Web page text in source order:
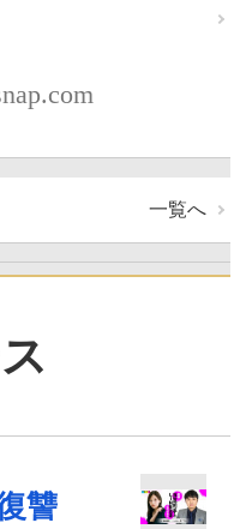
一覧へ
讐